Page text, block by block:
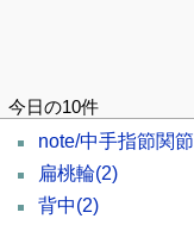
今日の10件
note/中手指節関節
扁桃輪(2)
背中(2)